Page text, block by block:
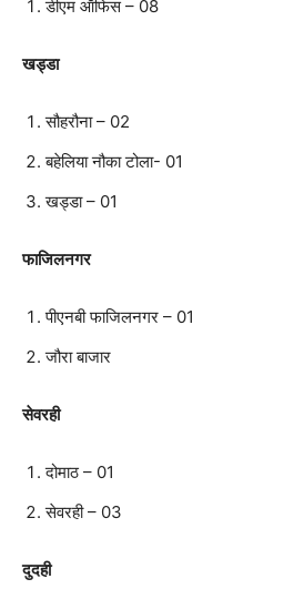
डीएम ऑफिस – 08
खड्डा
सौहरौना – 02
बहेलिया नौका टोला- 01
खड्डा – 01
फाजिलनगर
पीएनबी फाजिलनगर – 01
जौरा बाजार
सेवरही
दोमाठ – 01
सेवरही – 03
दुदही